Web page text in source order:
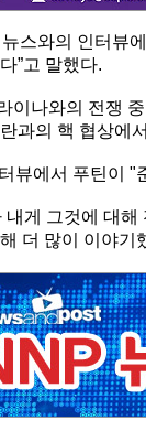
스와의 인터뷰
”고 말했다.
이나와의 전쟁
과의 핵 협상에
뷰에서 푸틴이
내게 그것에 대
더 많이 이야